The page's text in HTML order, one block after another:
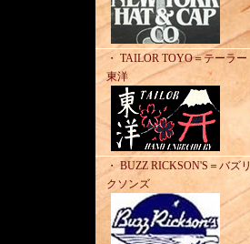
・ TAILOR TOYO＝テーラー
東洋
・ BUZZ RICKSON'S＝バズリ
クソンズ